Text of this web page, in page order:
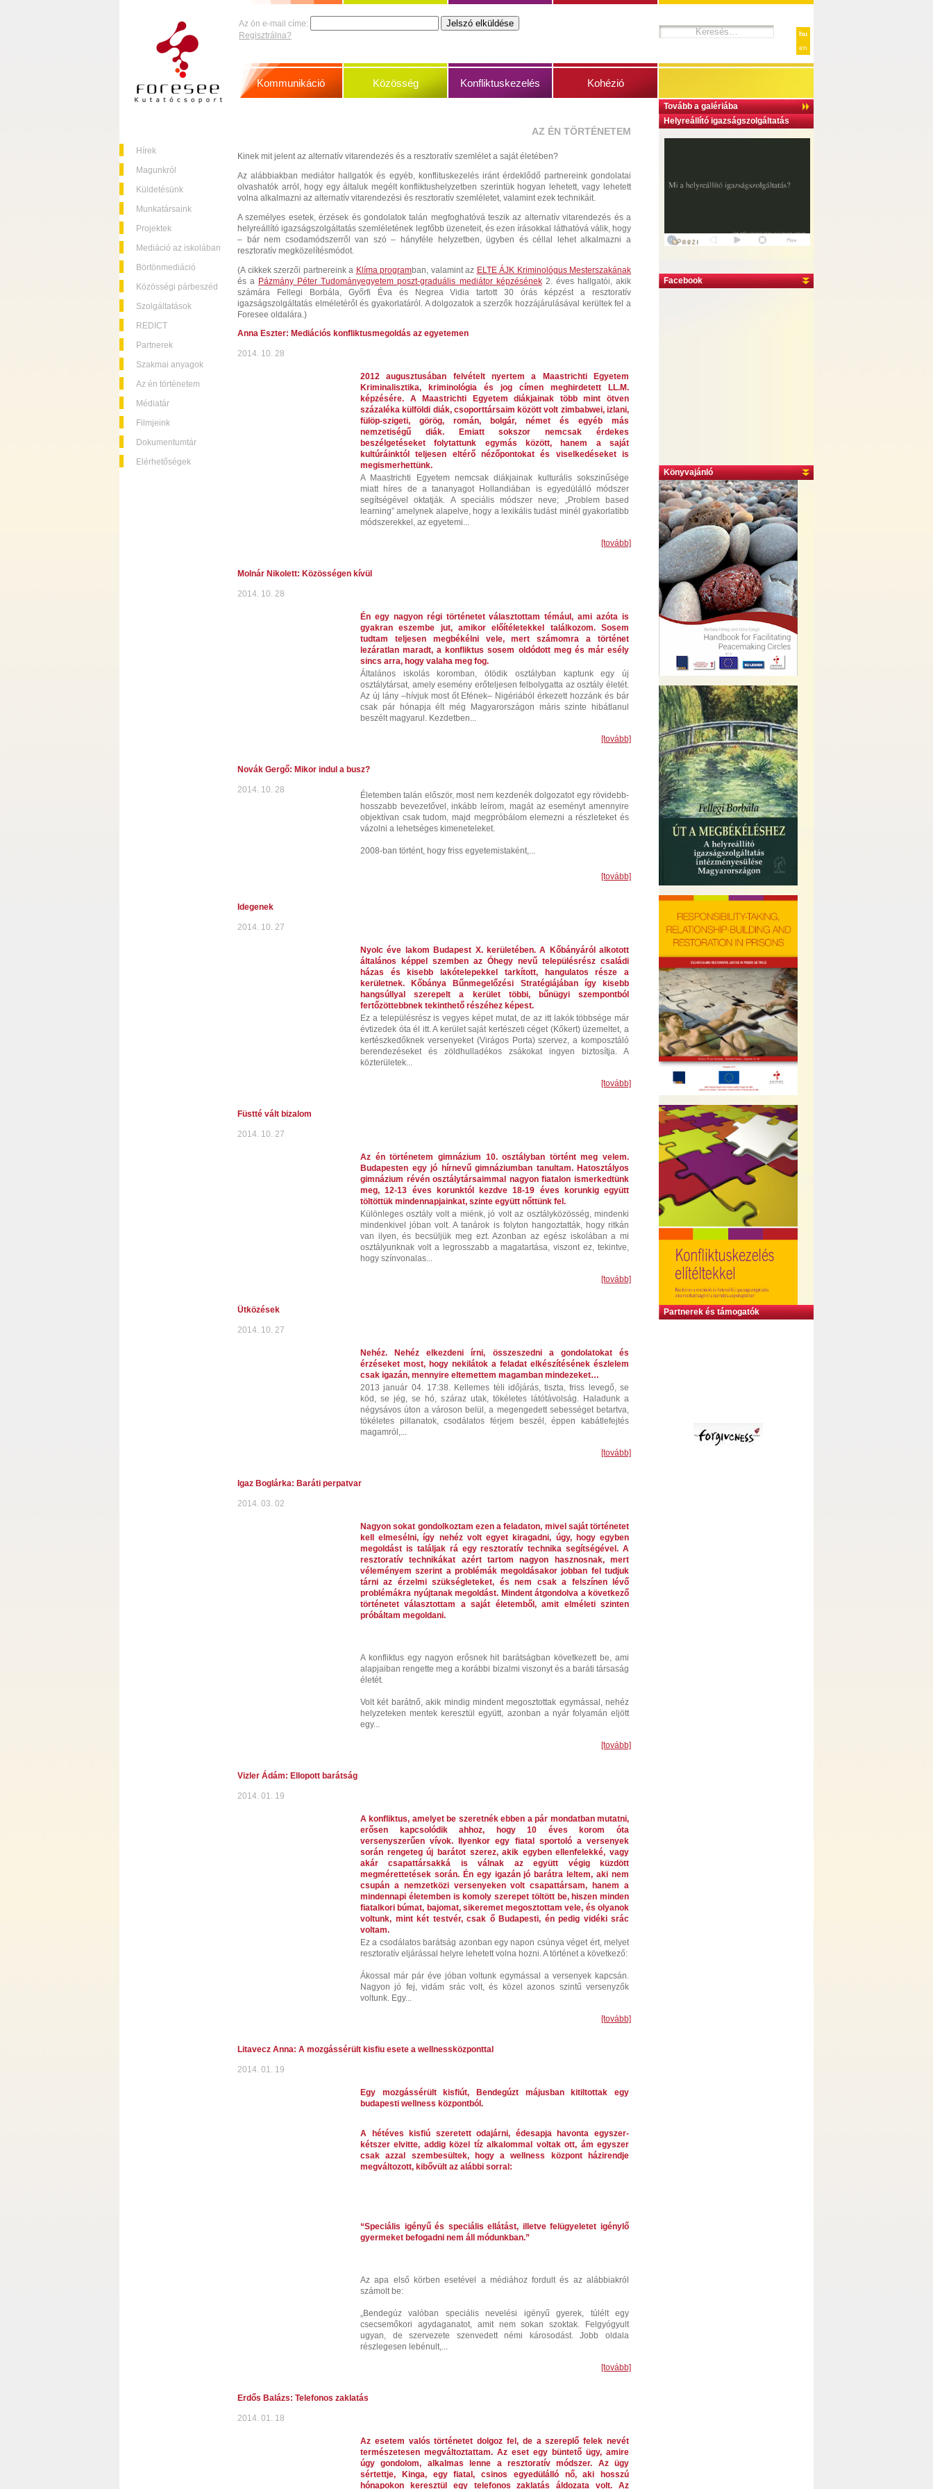
Hírek
Magunkról
Küldetésünk
Munkatársaink
Projektek
Mediáció az iskolában
Börtönmediáció
Közösségi párbeszéd
Szolgáltatások
REDICT
Partnerek
Szakmai anyagok
Az én történetem
Médiatár
Filmjeink
Dokumentumtár
Elérhetőségek
hu
en
Tovább a galériába
Helyreállító igazságszolgáltatás
Facebook
Könyvajánló
Partnerek és támogatók
Az ön e-mail címe:
Regisztrálna?
Kommunikáció Közösség Konfliktuskezelés Kohézió
AZ ÉN TÖRTÉNETEM
Kinek mit jelent az alternatív vitarendezés és a resztoratív szemlélet a saját életében?
Az alábbiakban mediátor hallgatók és egyéb, konflituskezelés iránt érdeklődő partnereink gondolatai
olvashatók arról, hogy egy általuk megélt konfliktushelyzetben szerintük hogyan lehetett, vagy lehetett
volna alkalmazni az alternatív vitarendezési és resztoratív szemléletet, valamint ezek technikáit.
A személyes esetek, érzések és gondolatok talán megfoghatóvá teszik az alternatív vitarendezés és a
helyreállító igazságszolgáltatás szemléletének legfőbb üzeneteit, és ezen írásokkal láthatóvá válik, hogy
– bár nem csodamódszerről van szó – hányféle helyzetben, ügyben és céllal lehet alkalmazni a
resztoratív megközelítésmódot.
(A cikkek szerzői partnereink a Klíma programban, valamint az ELTE ÁJK Kriminológus Mesterszakának
és a Pázmány Péter Tudományegyetem poszt-graduális mediátor képzésének2. éves hallgatói, akik
számára Fellegi Borbála, Győrfi Éva és Negrea Vidia tartott 30 órás képzést a resztoratív
igazságszolgáltatás elméletéről és gyakorlatáról. A dolgozatok a szerzők hozzájárulásával kerültek fel a
Foresee oldalára.)
Anna Eszter: Mediációs konfliktusmegoldás az egyetemen
2014. 10. 28
2012 augusztusában felvételt nyertem a Maastrichti Egyetem
Kriminalisztika, kriminológia és jog címen meghirdetett LL.M.
képzésére. A Maastrichti Egyetem diákjainak több mint ötven
százaléka külföldi diák, csoporttársaim között volt zimbabwei, izlani,
fülöp-szigeti, görög, román, bolgár, német és egyéb más
nemzetiségű diák. Emiatt sokszor nemcsak érdekes
beszélgetéseket folytattunk egymás között, hanem a saját
kultúráinktól teljesen eltérő nézőpontokat és viselkedéseket is
megismerhettünk.
A Maastrichti Egyetem nemcsak diákjainak kulturális sokszinűsége
miatt híres de a tananyagot Hollandiában is egyedülálló módszer
segítségével oktatják. A speciális módszer neve; „Problem based
learning” amelynek alapelve, hogy a lexikális tudást minél gyakorlatibb
módszerekkel, az egyetemi...
[tovább]
Molnár Nikolett: Közösségen kívül
2014. 10. 28
Én egy nagyon régi történetet választottam témául, ami azóta is
gyakran eszembe jut, amikor előítéletekkel találkozom. Sosem
tudtam teljesen megbékélni vele, mert számomra a történet
lezáratlan maradt, a konfliktus sosem oldódott meg és már esély
sincs arra, hogy valaha meg fog.
Általános iskolás koromban, ötödik osztályban kaptunk egy új
osztálytársat, amely esemény erőteljesen felbolygatta az osztály életét.
Az új lány –hívjuk most őt Efének– Nigériából érkezett hozzánk és bár
csak pár hónapja élt még Magyarországon máris szinte hibátlanul
beszélt magyarul. Kezdetben...
[tovább]
Novák Gergő: Mikor indul a busz?
2014. 10. 28
Életemben talán először, most nem kezdenék dolgozatot egy rövidebb-
hosszabb bevezetővel, inkább leírom, magát az eseményt amennyire
objektívan csak tudom, majd megpróbálom elemezni a részleteket és
vázolni a lehetséges kimeneteleket.
2008-ban történt, hogy friss egyetemistaként,...
[tovább]
Idegenek
2014. 10. 27
Nyolc éve lakom Budapest X. kerületében. A Kőbányáról alkotott
általános képpel szemben az Óhegy nevű településrész családi
házas és kisebb lakótelepekkel tarkított, hangulatos része a
kerületnek. Kőbánya Bűnmegelőzési Stratégiájában így kisebb
hangsúllyal szerepelt a kerület többi, bűnügyi szempontból
fertőzöttebbnek tekinthető részéhez képest.
Ez a településrész is vegyes képet mutat, de az itt lakók többsége már
évtizedek óta él itt. A kerület saját kertészeti céget (Kőkert) üzemeltet, a
kertészkedőknek versenyeket (Virágos Porta) szervez, a komposztáló
berendezéseket és zöldhulladékos zsákokat ingyen biztosítja. A
közterületek...
[tovább]
Füstté vált bizalom
2014. 10. 27
Az én történetem gimnázium 10. osztályban történt meg velem.
Budapesten egy jó hírnevű gimnáziumban tanultam. Hatosztályos
gimnázium révén osztálytársaimmal nagyon fiatalon ismerkedtünk
meg, 12-13 éves korunktól kezdve 18-19 éves korunkig együtt
töltöttük mindennapjainkat, szinte együtt nőttünk fel.
Különleges osztály volt a miénk, jó volt az osztályközösség, mindenki
mindenkivel jóban volt. A tanárok is folyton hangoztatták, hogy ritkán
van ilyen, és becsüljük meg ezt. Azonban az egész iskolában a mi
osztályunknak volt a legrosszabb a magatartása, viszont ez, tekintve,
hogy színvonalas...
[tovább]
Ütközések
2014. 10. 27
Nehéz. Nehéz elkezdeni írni, összeszedni a gondolatokat és
érzéseket most, hogy nekilátok a feladat elkészítésének észlelem
csak igazán, mennyire eltemettem magamban mindezeket…
2013 január 04. 17:38. Kellemes téli időjárás, tiszta, friss levegő, se
köd, se jég, se hó, száraz utak, tökéletes látótávolság. Haladunk a
négysávos úton a városon belül, a megengedett sebességet betartva,
tökéletes pillanatok, csodálatos férjem beszél, éppen kabátlefejtés
magamról,...
[tovább]
Igaz Boglárka: Baráti perpatvar
2014. 03. 02
Nagyon sokat gondolkoztam ezen a feladaton, mivel saját történetet
kell elmesélni, így nehéz volt egyet kiragadni, úgy, hogy egyben
megoldást is találjak rá egy resztoratív technika segítségével. A
resztoratív technikákat azért tartom nagyon hasznosnak, mert
véleményem szerint a problémák megoldásakor jobban fel tudjuk
tárni az érzelmi szükségleteket, és nem csak a felszínen lévő
problémákra nyújtanak megoldást. Mindent átgondolva a következő
történetet választottam a saját életemből, amit elméleti szinten
próbáltam megoldani.
A konfliktus egy nagyon erősnek hit barátságban következett be, ami
alapjaiban rengette meg a korábbi bizalmi viszonyt és a baráti társaság
életét.
Volt két barátnő, akik mindig mindent megosztottak egymással, nehéz
helyzeteken mentek keresztül együtt, azonban a nyár folyamán eljött
egy...
[tovább]
Vizler Ádám: Ellopott barátság
2014. 01. 19
A konfliktus, amelyet be szeretnék ebben a pár mondatban mutatni,
erősen kapcsolódik ahhoz, hogy 10 éves korom óta
versenyszerűen vívok. Ilyenkor egy fiatal sportoló a versenyek
során rengeteg új barátot szerez, akik egyben ellenfelekké, vagy
akár csapattársakká is válnak az együtt végig küzdött
megmérettetések során. Én egy igazán jó barátra leltem, aki nem
csupán a nemzetközi versenyeken volt csapattársam, hanem a
mindennapi életemben is komoly szerepet töltött be, hiszen minden
fiatalkori búmat, bajomat, sikeremet megosztottam vele, és olyanok
voltunk, mint két testvér, csak ő Budapesti, én pedig vidéki srác
voltam.
Ez a csodálatos barátság azonban egy napon csúnya véget ért, melyet
resztoratív eljárással helyre lehetett volna hozni. A történet a következő:
Ákossal már pár éve jóban voltunk egymással a versenyek kapcsán.
Nagyon jó fej, vidám srác volt, és közel azonos szintű versenyzők
voltunk. Egy...
[tovább]
Litavecz Anna: A mozgássérült kisfiu esete a wellnessközponttal
2014. 01. 19
Egy mozgássérült kisfiút, Bendegúzt májusban kitiltottak egy
budapesti wellness központból.
A hétéves kisfiú szeretett odajárni, édesapja havonta egyszer-
kétszer elvitte, addig közel tíz alkalommal voltak ott, ám egyszer
csak azzal szembesültek, hogy a wellness központ házirendje
megváltozott, kibővült az alábbi sorral:
“Speciális igényű és speciális ellátást, illetve felügyeletet igénylő
gyermeket befogadni nem áll módunkban.”
Az apa első körben esetével a médiához fordult és az alábbiakról
számolt be:
„Bendegúz valóban speciális nevelési igényű gyerek, túlélt egy
csecsemőkori agydaganatot, amit nem sokan szoktak. Felgyógyult
ugyan, de szervezete szenvedett némi károsodást. Jobb oldala
részlegesen lebénult,...
[tovább]
Erdős Balázs: Telefonos zaklatás
2014. 01. 18
Az esetem valós történetet dolgoz fel, de a szereplő felek nevét
természetesen megváltoztattam. Az eset egy büntető ügy, amire
úgy gondolom, alkalmas lenne a resztoratív módszer. Az ügy
sértettje, Kinga, egy fiatal, csinos egyedülálló nő, aki hosszú
hónapokon keresztül egy telefonos zaklatás áldozata volt. Az